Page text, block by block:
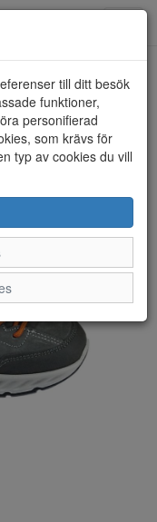
till ditt besök
funktioner,
personifierad
som krävs för
typ av cookies du vill